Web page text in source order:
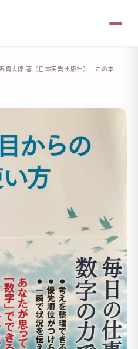
『入社１年目からの数字の使い方』 深沢真太郎 著（日本実業出版社） この本を読むと数字が愛おしくなってくる